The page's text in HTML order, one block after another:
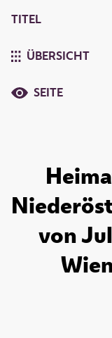
TITEL
ÜBERSICHT
SEITE
von